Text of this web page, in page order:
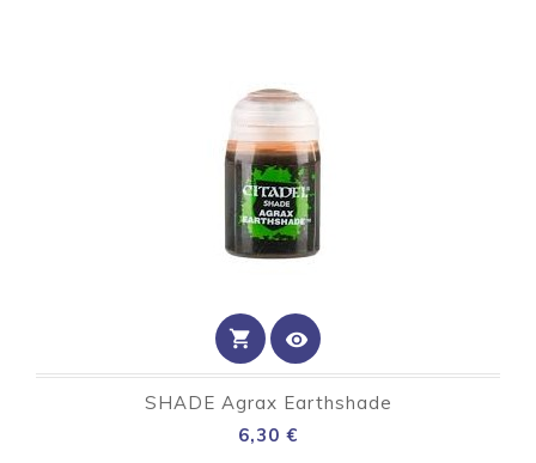
shopping_cart visibility
SHADE Agrax Earthshade
6,30 €